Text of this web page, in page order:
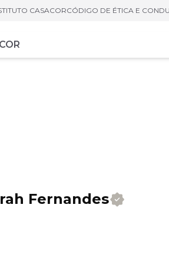
CASACORCÓDIGO DE ÉTICA E
Fernandes